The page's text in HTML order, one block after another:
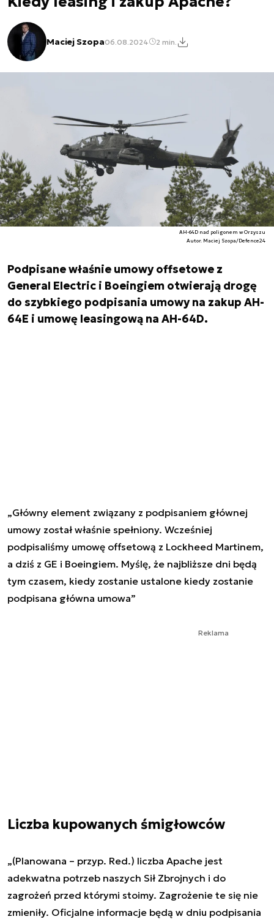
Maciej Szopa06.08.2024 2 min.
AH-64D nad poligonem w Orzyszu
Autor. Maciej Szopa/Defence24
Podpisane właśnie umowy offsetowe z
General Electric i Boeingiem otwierają drogę
do szybkiego podpisania umowy na zakup AH-
64E i umowę leasingową na AH-64D.
„Główny element związany z podpisaniem głównej
umowy został właśnie spełniony. Wcześniej
podpisaliśmy umowę offsetową z Lockheed Martinem,
a dziś z GE i Boeingiem. Myślę, że najbliższe dni będą
tym czasem, kiedy zostanie ustalone kiedy zostanie
podpisana główna umowa”
Reklama
Liczba kupowanych śmigłowców
„(Planowana – przyp. Red.) liczba Apache jest
adekwatna potrzeb naszych Sił Zbrojnych i do
zagrożeń przed którymi stoimy. Zagrożenie te się nie
zmieniły. Oficjalne informacje będą w dniu podpisania